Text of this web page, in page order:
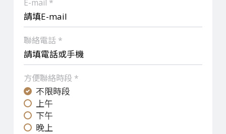
E-mail *
聯絡電話 *
方便聯絡時段 *
不限時段
上午
下午
晚上